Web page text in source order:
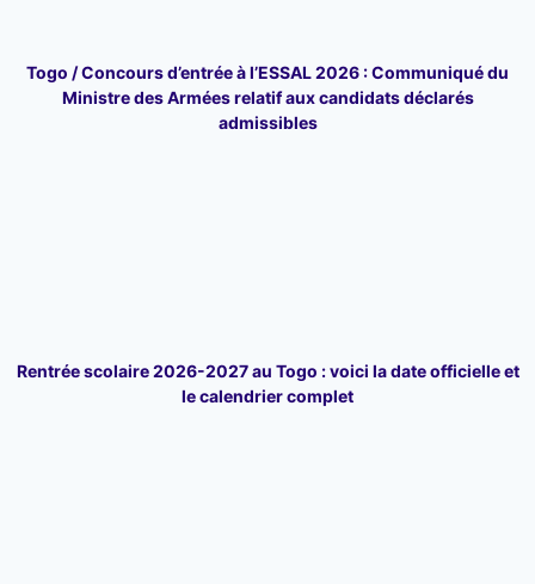
Togo / Concours d’entrée à l’ESSAL 2026 : Communiqué du
Ministre des Armées relatif aux candidats déclarés
admissibles
Rentrée scolaire 2026-2027 au Togo : voici la date officielle et
le calendrier complet